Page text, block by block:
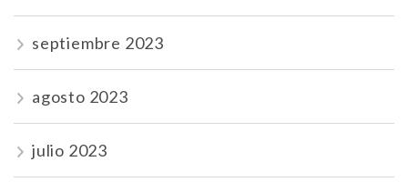
septiembre 2023
agosto 2023
julio 2023